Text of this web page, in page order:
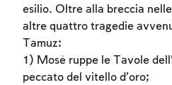
esilio. Oltre alla breccia
altre quattro tragedie
Tamuz:
1) Mosè ruppe le Tavole
peccato del vitello d’oro;